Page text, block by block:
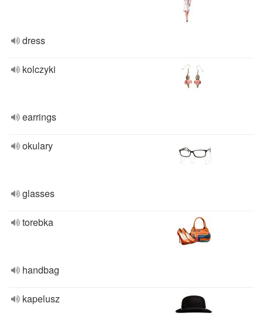
dress
kolczyki
earrings
okulary
glasses
torebka
handbag
kapelusz